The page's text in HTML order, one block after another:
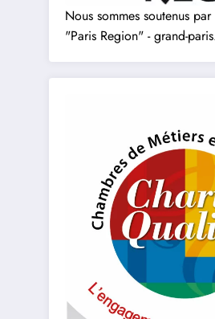
Nous sommes soutenus
"Paris Region" - grand-